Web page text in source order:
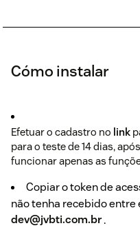
Cómo instalar
Efetuar o cadastro no link
para o teste de 14 dias,
funcionar apenas as
Copiar o token de
não tenha recebido entre
dev@jvbti.com.br.